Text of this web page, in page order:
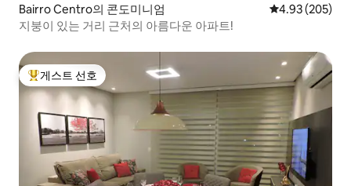
Bairro Centro의 콘도미니엄 평점 4.93점(5
4.93 (205)
지붕이 있는 거리 근처의 아름다운 아파트!
상위 게스트 선호
게스트 선호